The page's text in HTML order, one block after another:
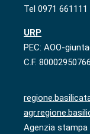
Tel 0971 661111
URP
PEC: AOO-
C.F. 80002950766
Agenzia stampa